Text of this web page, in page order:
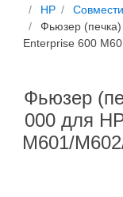
HP
Фьюзер
Enterprise 600
Фьюзер
000 для
M601/